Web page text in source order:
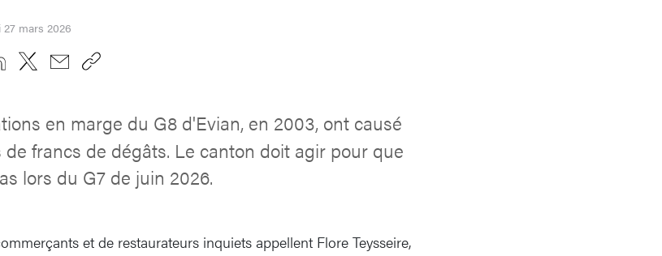
mars 2026
en marge du G8 d'Evian, en 2003, ont causé
francs de dégâts. Le canton doit agir pour que
lors du G7 de juin 2026.
et de restaurateurs inquiets appellent Flore Teysseire,